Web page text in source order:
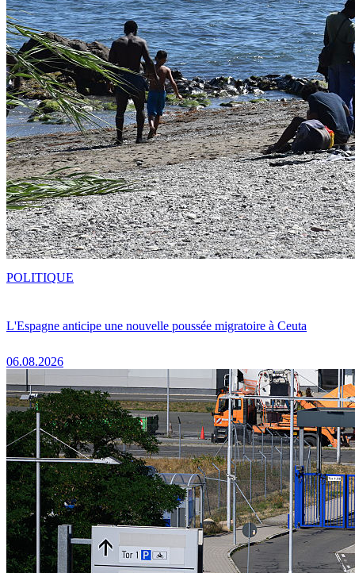
L'Espagne anticipe une nouvelle poussée migratoire à Ceuta
06.08.2026
POLITIQUE